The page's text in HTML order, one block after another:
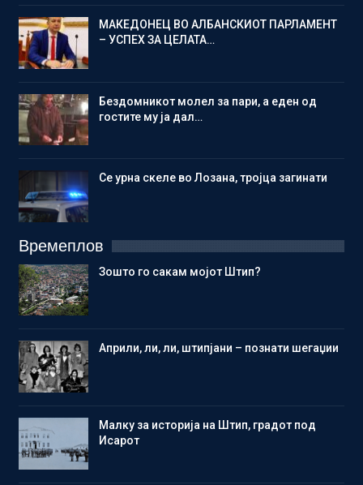
МАКЕДОНЕЦ ВО АЛБАНСКИОТ ПАРЛАМЕНТ
– УСПЕХ ЗА ЦЕЛАТА…
Бездомникот молел за пари, а еден од
гостите му ја дал…
Се урна скеле во Лозана, тројца загинати
Времеплов
Зошто го сакам мојот Штип?
Aприли, ли, ли, штипјани – познати шегаџии
Малку за историја на Штип, градот под
Исарот